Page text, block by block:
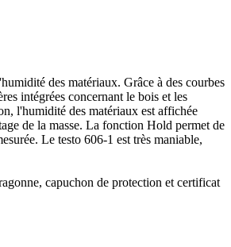
des matériaux. Grâce à des courbes
intégrées concernant le bois et les
l'humidité des matériaux est affichée
de la masse. La fonction Hold permet de
Le testo 606-1 est très maniable,
capuchon de protection et certificat